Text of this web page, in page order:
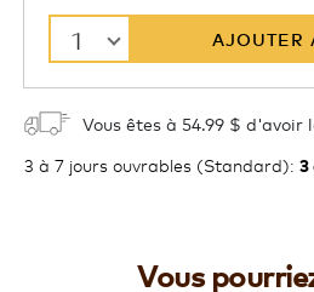
1 AJOUTER
Vous êtes à 54.99 $ d'avoir
3 à 7 jours ouvrables (Standard): 3
Vous